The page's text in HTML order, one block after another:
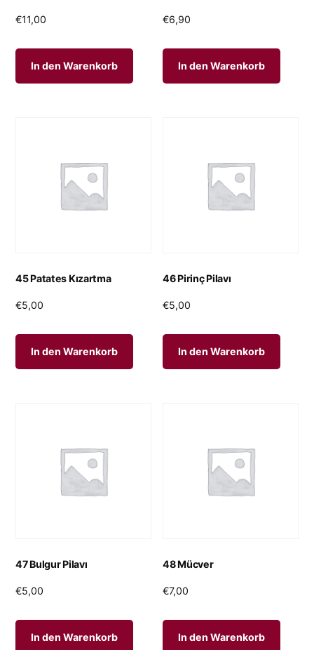
€11,00
In den Warenkorb
€6,90
In den Warenkorb
45 Patates Kızartma
€5,00
In den Warenkorb
46 Pirinç Pilavı
€5,00
In den Warenkorb
47 Bulgur Pilavı
€5,00
In den Warenkorb
48 Mücver
€7,00
In den Warenkorb